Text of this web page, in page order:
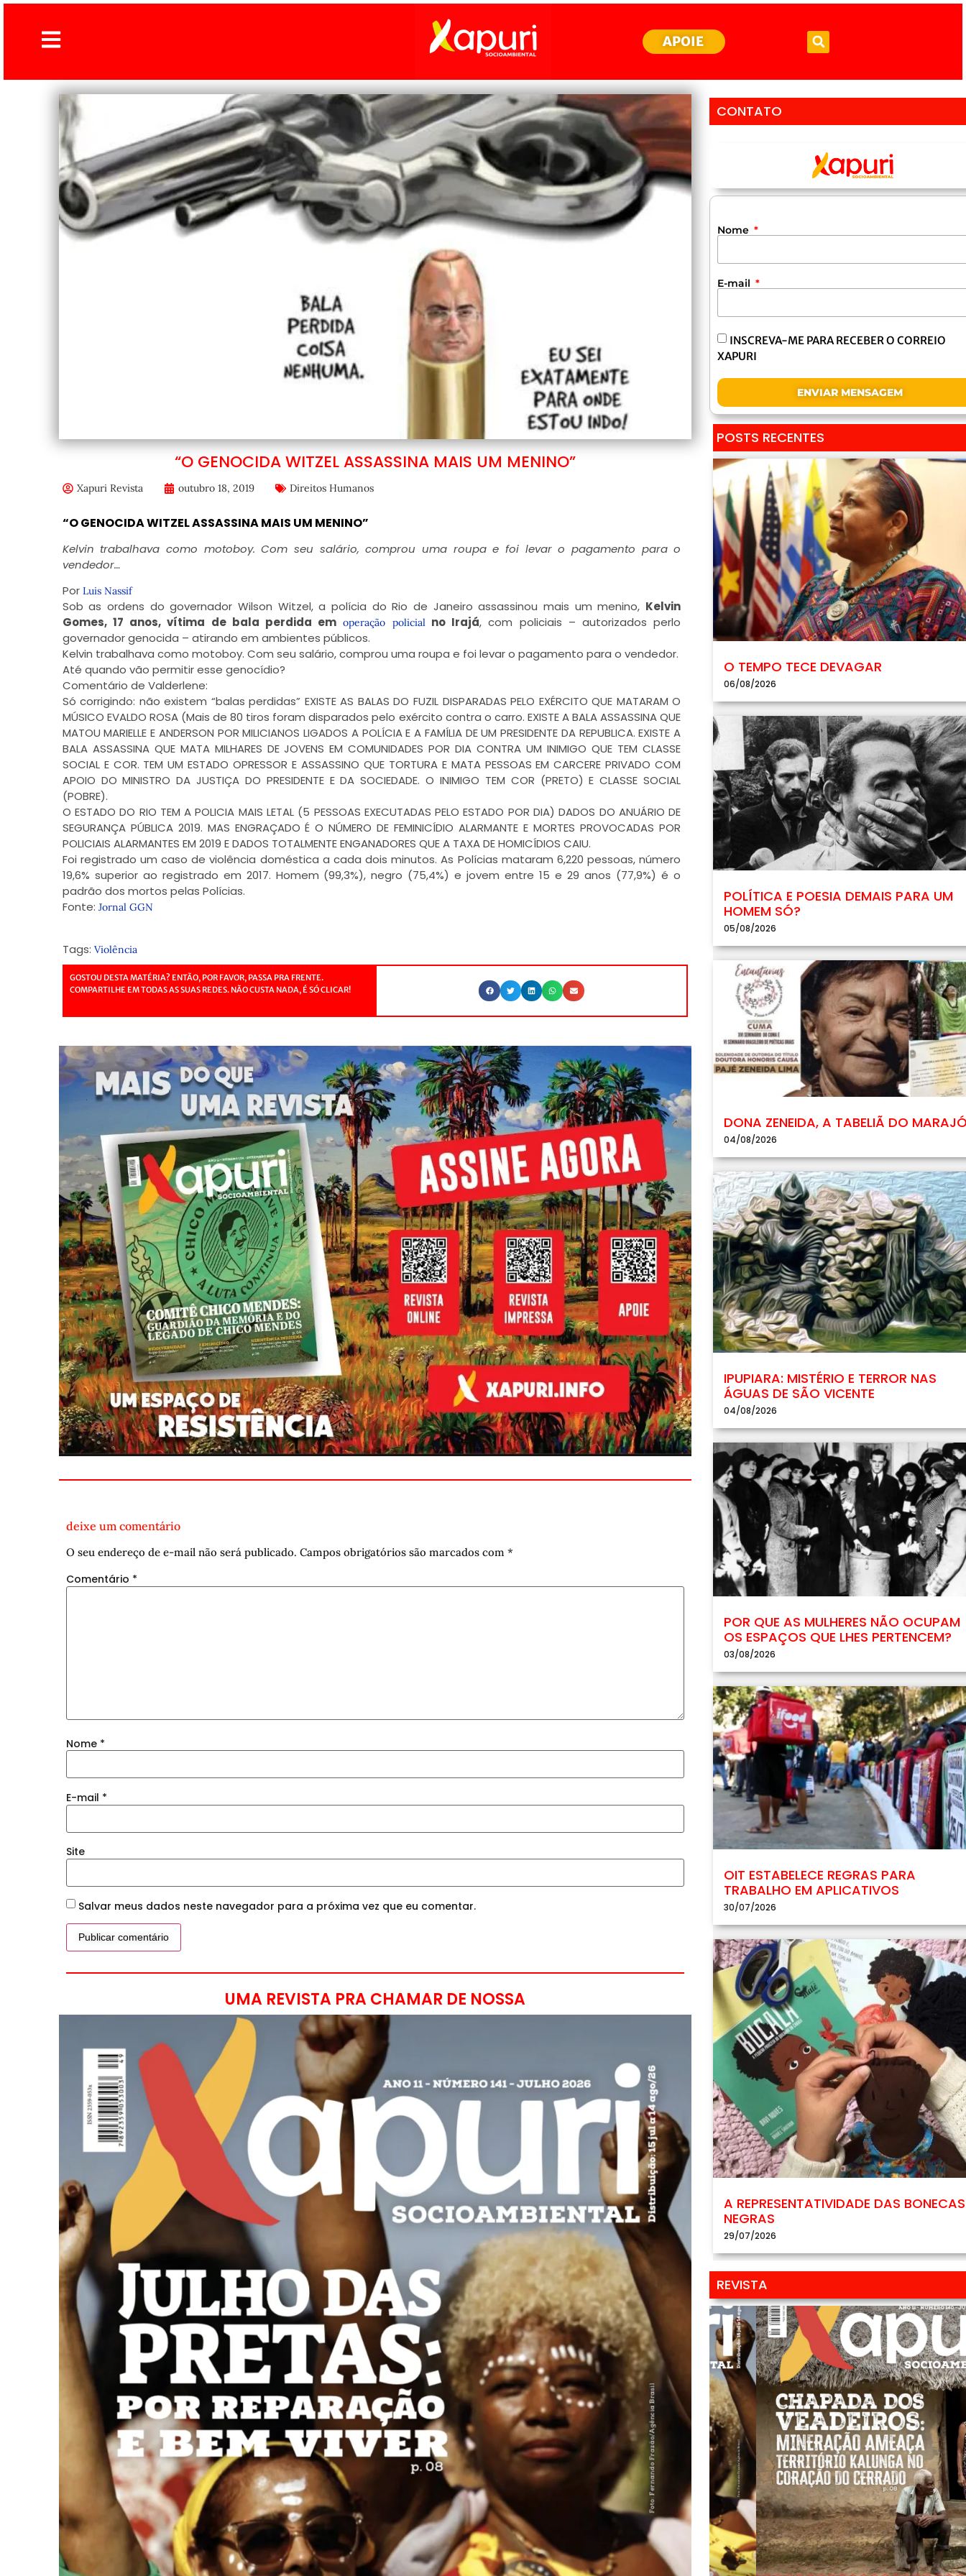
APOIE
“O GENOCIDA WITZEL ASSASSINA MAIS UM MENINO”
Xapuri Revista outubro 18, 2019 Direitos Humanos
“O GENOCIDA WITZEL ASSASSINA MAIS UM MENINO”
Kelvin trabalhava como motoboy. Com seu salário, comprou uma roupa e foi levar o pagamento para o
vendedor…
Por Luis Nassif
Sob as ordens do governador Wilson Witzel, a polícia do Rio de Janeiro assassinou mais um menino, Kelvin
Gomes, 17 anos, vítima de bala perdida em operação policialno Irajá, com policiais – autorizados perlo
governador genocida – atirando em ambientes públicos.
Kelvin trabalhava como motoboy. Com seu salário, comprou uma roupa e foi levar o pagamento para o vendedor.
Até quando vão permitir esse genocídio?
Comentário de Valderlene:
Só corrigindo: não existem “balas perdidas” EXISTE AS BALAS DO FUZIL DISPARADAS PELO EXÉRCITO QUE MATARAM O
MÚSICO EVALDO ROSA (Mais de 80 tiros foram disparados pelo exército contra o carro. EXISTE A BALA ASSASSINA QUE
MATOU MARIELLE E ANDERSON POR MILICIANOS LIGADOS A POLÍCIA E A FAMÍLIA DE UM PRESIDENTE DA REPUBLICA. EXISTE A
BALA ASSASSINA QUE MATA MILHARES DE JOVENS EM COMUNIDADES POR DIA CONTRA UM INIMIGO QUE TEM CLASSE
SOCIAL E COR. TEM UM ESTADO OPRESSOR E ASSASSINO QUE TORTURA E MATA PESSOAS EM CARCERE PRIVADO COM
APOIO DO MINISTRO DA JUSTIÇA DO PRESIDENTE E DA SOCIEDADE. O INIMIGO TEM COR (PRETO) E CLASSE SOCIAL
(POBRE).
O ESTADO DO RIO TEM A POLICIA MAIS LETAL (5 PESSOAS EXECUTADAS PELO ESTADO POR DIA) DADOS DO ANUÁRIO DE
SEGURANÇA PÚBLICA 2019. MAS ENGRAÇADO É O NÚMERO DE FEMINICÍDIO ALARMANTE E MORTES PROVOCADAS POR
POLICIAIS ALARMANTES EM 2019 E DADOS TOTALMENTE ENGANADORES QUE A TAXA DE HOMICÍDIOS CAIU.
Foi registrado um caso de violência doméstica a cada dois minutos. As Polícias mataram 6,220 pessoas, número
19,6% superior ao registrado em 2017. Homem (99,3%), negro (75,4%) e jovem entre 15 e 29 anos (77,9%) é o
padrão dos mortos pelas Polícias.
Fonte: Jornal GGN
Tags: Violência
GOSTOU DESTA MATÉRIA? ENTÃO, POR FAVOR, PASSA PRA FRENTE.
COMPARTILHE EM TODAS AS SUAS REDES. NÃO CUSTA NADA, É SÓ CLICAR!
deixe um comentário
O seu endereço de e-mail não será publicado. Campos obrigatórios são marcados com *
Comentário *
Nome *
E-mail *
Site
Salvar meus dados neste navegador para a próxima vez que eu comentar.
UMA REVISTA PRA CHAMAR DE NOSSA
CONTATO
Nome
E-mail
INSCREVA-ME PARA RECEBER O CORREIO
XAPURI
ENVIAR MENSAGEM
POSTS RECENTES
O TEMPO TECE DEVAGAR
06/08/2026
POLÍTICA E POESIA DEMAIS PARA UM
HOMEM SÓ?
05/08/2026
DONA ZENEIDA, A TABELIÃ DO
04/08/2026
IPUPIARA: MISTÉRIO E TERROR NAS
ÁGUAS DE SÃO VICENTE
04/08/2026
POR QUE AS MULHERES NÃO OCUPAM
OS ESPAÇOS QUE LHES PERTENCEM?
03/08/2026
OIT ESTABELECE REGRAS PARA
TRABALHO EM APLICATIVOS
30/07/2026
A REPRESENTATIVIDADE DAS BONECAS
NEGRAS
29/07/2026
REVISTA